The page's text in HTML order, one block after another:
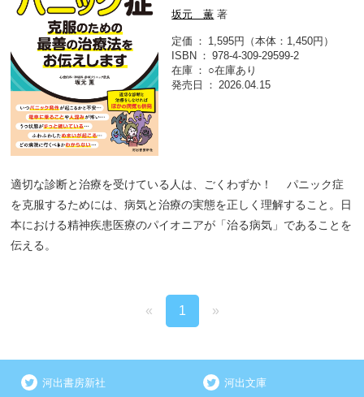
坂元 薫 著
定価
1,595円（本体：1,450円）
ISBN
978-4-309-29599-2
在庫
○在庫あり
発売日
2026.04.15
適切な診断と治療を受けている人は、ごくわずか！ パニック症
を克服するためには、病気と治療の実態を正しく理解すること。日
本における精神疾患医療のパイオニアが「治る病気」であることを
伝える。
« 1 »
河出書房新社 河出文庫